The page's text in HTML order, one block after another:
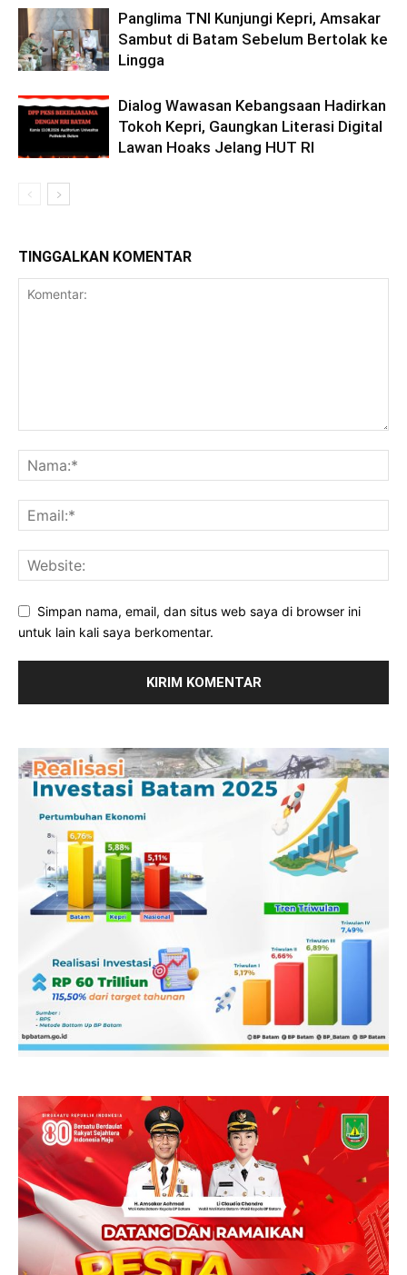
Panglima TNI Kunjungi Kepri, Amsakar
Sambut di Batam Sebelum Bertolak ke
Lingga
Dialog Wawasan Kebangsaan Hadirkan
Tokoh Kepri, Gaungkan Literasi Digital
Lawan Hoaks Jelang HUT RI
TINGGALKAN KOMENTAR
Simpan nama, email, dan situs web saya di browser ini
untuk lain kali saya berkomentar.